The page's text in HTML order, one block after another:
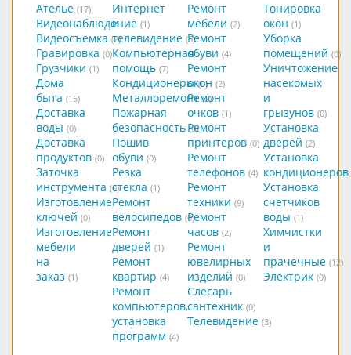
Ателье (17)
Видеонаблюдение (1)
Видеосъемка (2)
Гравировка (0)
Грузчики (1)
Дома
быта (15)
Доставка
воды (0)
Доставка
продуктов (0)
Заточка
инструмента (0)
Изготовление
ключей (0)
Изготовление
мебели
на
заказ (1)
Интернет
и
телевидение (5)
Компьютерная
помощь (7)
Кондиционеры (0)
Металлоремонт (2)
Пожарная
безопасность (0)
Пошив
обуви (0)
Резка
стекла (1)
Ремонт
велосипедов (0)
Ремонт
дверей (1)
Ремонт
квартир (4)
Ремонт
компьютеров,
установка
программ (4)
Ремонт
мебели (2)
Ремонт
обуви (4)
Ремонт
окон (2)
Ремонт
очков (1)
Ремонт
принтеров (0)
Ремонт
телефонов (4)
Ремонт
техники (9)
Ремонт
часов (2)
Ремонт
ювелирных
изделий (0)
Слесарь
сантехник (0)
Телевидение (3)
Тонировка
окон (1)
Уборка
помещений (0)
Уничтожение
насекомых
и
грызунов (0)
Установка
дверей (2)
Установка
кондиционеров
Установка
счетчиков
воды (1)
Химчистки
и
прачечные (12)
Электрик (0)